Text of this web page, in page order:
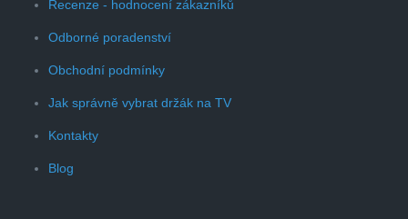
Recenze - hodnocení zákazníků
Odborné poradenství
Obchodní podmínky
Jak správně vybrat držák na TV
Kontakty
Blog